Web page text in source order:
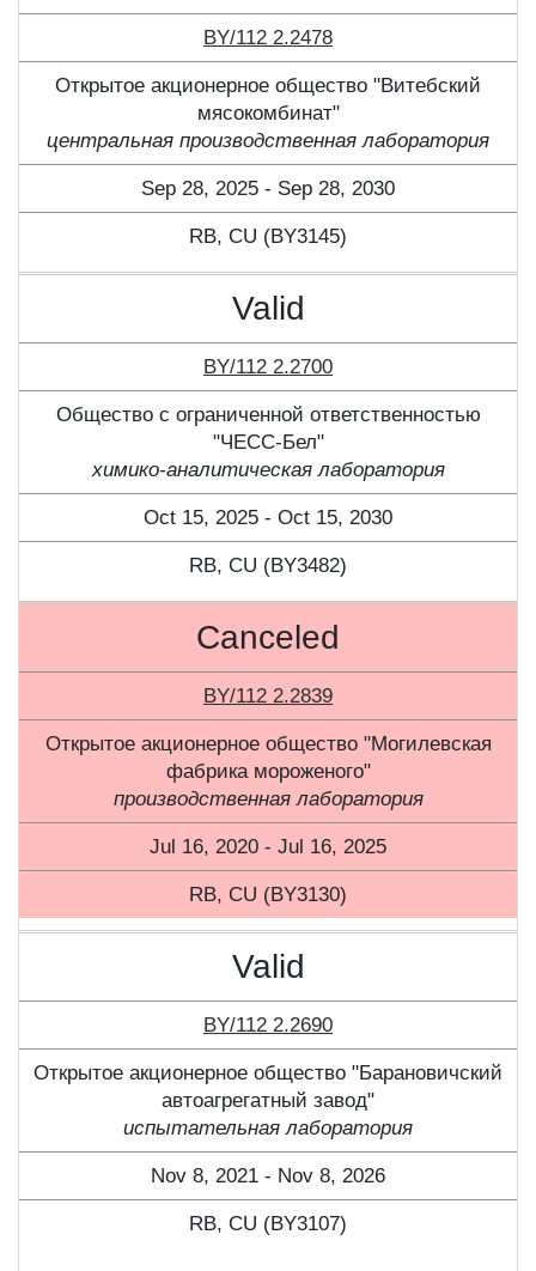
BY/112 2.2478
Открытое акционерное общество "Витебский
мясокомбинат"
центральная производственная лаборатория
Sep 28, 2025 - Sep 28, 2030
RB, CU (BY3145)
Valid
BY/112 2.2700
Общество с ограниченной ответственностью
"ЧЕСС-Бел"
химико-аналитическая лаборатория
Oct 15, 2025 - Oct 15, 2030
RB, CU (BY3482)
Canceled
BY/112 2.2839
Открытое акционерное общество "Могилевская
фабрика мороженого"
производственная лаборатория
Jul 16, 2020 - Jul 16, 2025
RB, CU (BY3130)
Valid
BY/112 2.2690
Открытое акционерное общество "Барановичский
автоагрегатный завод"
испытательная лаборатория
Nov 8, 2021 - Nov 8, 2026
RB, CU (BY3107)